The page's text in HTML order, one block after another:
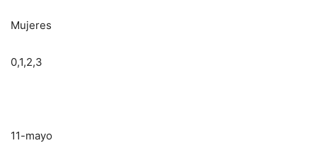
Mujeres
0,1,2,3
11-mayo